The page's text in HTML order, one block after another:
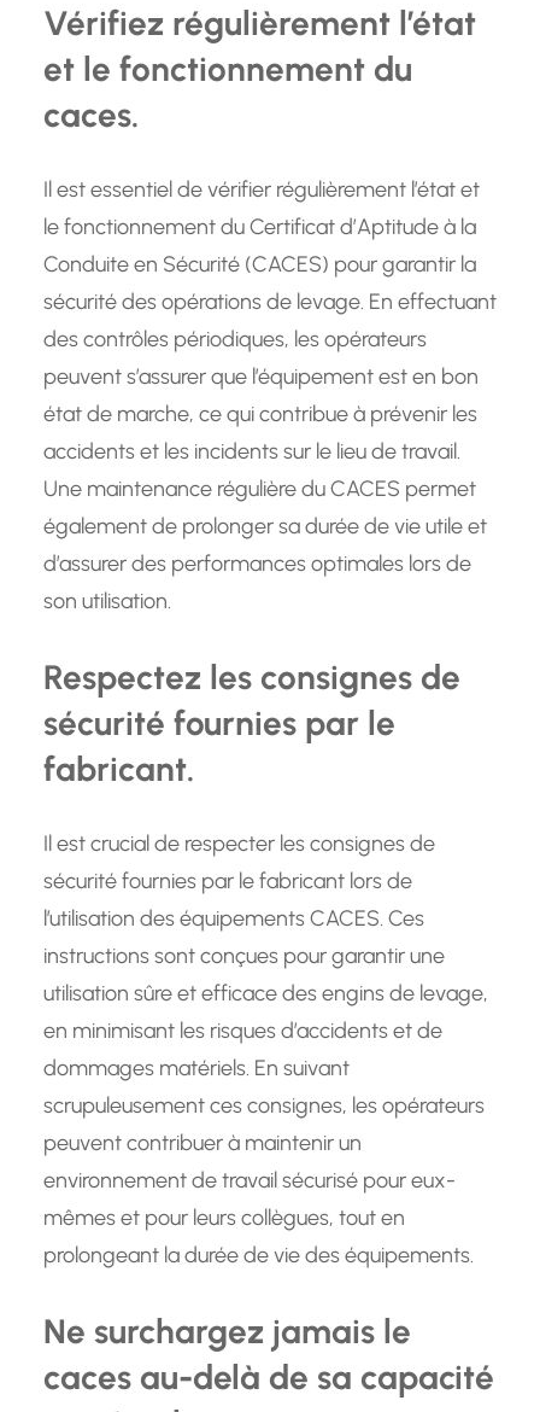
Vérifiez régulièrement l’état
et le fonctionnement du
caces.
Il est essentiel de vérifier régulièrement l’état et
le fonctionnement du Certificat d’Aptitude à la
Conduite en Sécurité (CACES) pour garantir la
sécurité des opérations de levage. En effectuant
des contrôles périodiques, les opérateurs
peuvent s’assurer que l’équipement est en bon
état de marche, ce qui contribue à prévenir les
accidents et les incidents sur le lieu de travail.
Une maintenance régulière du CACES permet
également de prolonger sa durée de vie utile et
d’assurer des performances optimales lors de
son utilisation.
Respectez les consignes de
sécurité fournies par le
fabricant.
Il est crucial de respecter les consignes de
sécurité fournies par le fabricant lors de
l’utilisation des équipements CACES. Ces
instructions sont conçues pour garantir une
utilisation sûre et efficace des engins de levage,
en minimisant les risques d’accidents et de
dommages matériels. En suivant
scrupuleusement ces consignes, les opérateurs
peuvent contribuer à maintenir un
environnement de travail sécurisé pour eux-
mêmes et pour leurs collègues, tout en
prolongeant la durée de vie des équipements.
Ne surchargez jamais le
caces au-delà de sa capacité